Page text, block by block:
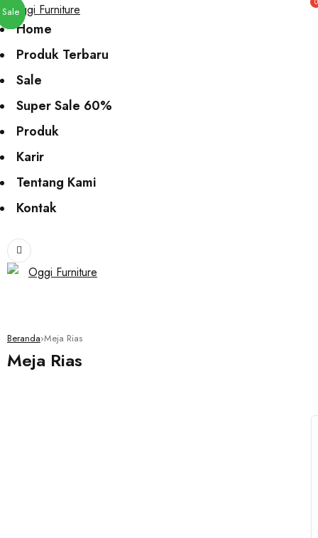
Home
Produk Terbaru
Sale
Super Sale 60%
Produk
Karir
Tentang Kami
Kontak
Beranda›Meja Rias
Meja Rias
Sale
Sale
Sale
Sale